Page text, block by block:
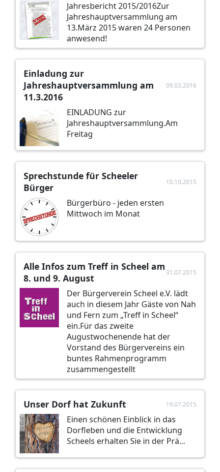
Jahresbericht 2015/2016Zur
Jahreshauptversammlung am
13.März 2015 waren 24 Personen
anwesend!
Einladung zur
Jahreshauptversammlung am
11.3.2016
09.03.2016
EINLADUNG zur
Jahreshauptversammlung.Am
Freitag
Sprechstunde für Scheeler
Bürger
10.10.2015
Bürgerbüro - jeden ersten
Mittwoch im Monat
Alle Infos zum Treff in Scheel am
8. und 9. August
31.07.2015
Der Bürgerverein Scheel e.V. lädt
auch in diesem Jahr Gäste von Nah
und Fern zum „Treff in Scheel“
ein.Für das zweite
Augustwochenende hat der
Vorstand des Bürgervereins ein
buntes Rahmenprogramm
zusammengestellt
Unser Dorf hat Zukunft 19.07.2015
Einen schönen Einblick in das
Dorfleben und die Entwicklung
Scheels erhalten Sie in der Prä...